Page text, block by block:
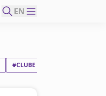
EN
#CLUBE ATLÉTICO